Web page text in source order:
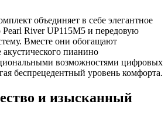
объединяет в себе элегантное
Pearl River UP115M5 и передовую
Вместе они обогащают
акустического пианино
возможностями цифровых
беспрецедентный уровень комфорта.
и изысканный